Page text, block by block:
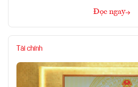
Đọc ngay
Tài chính